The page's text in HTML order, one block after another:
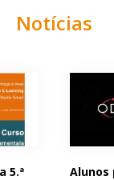
Notícias
5.ª
Alunos